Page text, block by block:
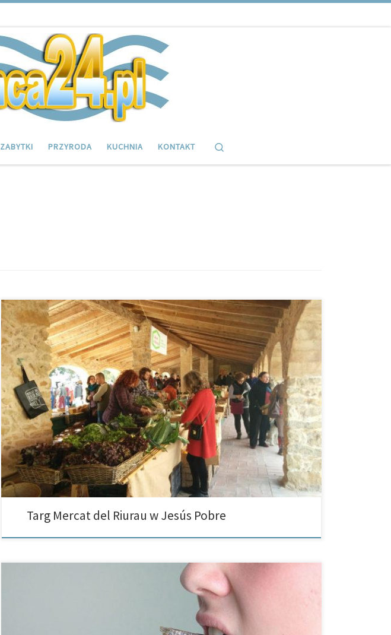
ZABYTKI PRZYRODA KUCHNIA KONTAKT
Mało który targ nad wybrzeżem jest tak autentyczny jak ten. Latem targ czynny jest co
niedzieli od godziny 18:00 do 23:00 i znajduje się pod starym budynkiem, gdzie
niegdyś suszono […]
Targ Mercat del Riurau w Jesús Pobre